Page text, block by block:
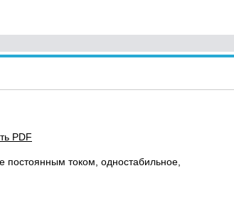
PDF
током, одностабильное,